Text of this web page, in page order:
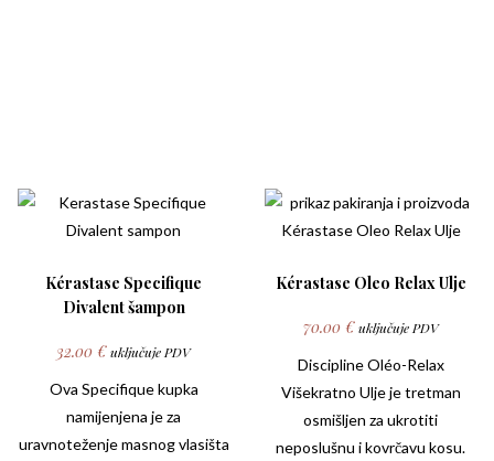
Kérastase Specifique
Divalent šampon
32.00 € uključuje PDV
Ova Specifiquekupka
namijenjena je za
uravnoteženje masnog vlasišta
Kérastase Oleo Relax Ulje
70.00 € uključuje PDV
Discipline Oléo-Relax
Višekratno Ulje je tretman
osmišljen za ukrotiti
neposlušnu i kovrčavu kosu.